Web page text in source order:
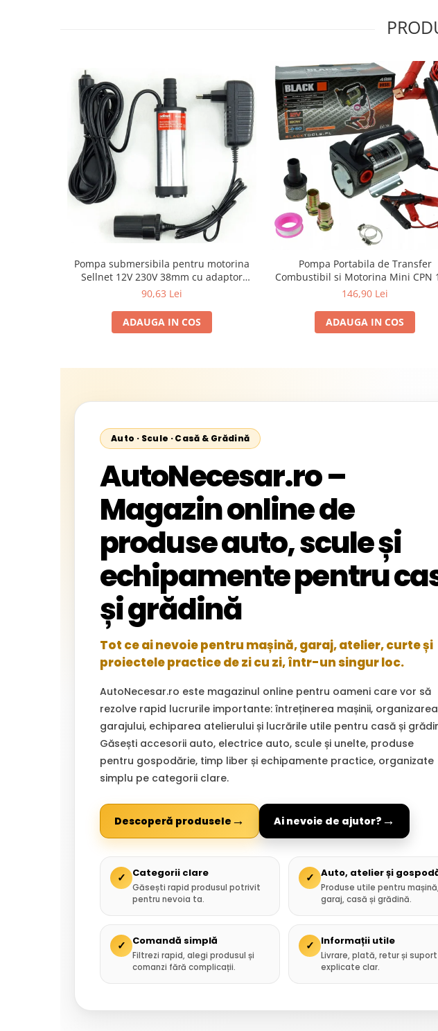
Pompa submersibila pentru motorina
Sellnet 12V 230V 38mm cu adaptor
pentru bricheta SN909-230V
90,63 Lei
ADAUGA IN COS
Pompa Portabila de Transfer
Combustibil si Motorina Mini CPN
180W, Debit 50 l/min, Absorbire 1
146,90 Lei
ADAUGA IN COS
Auto · Scule · Casă & Grădină
AutoNecesar.ro –
Magazin online de
produse auto, scule și
echipamente pentru
și grădină
Tot ce ai nevoie pentru mașină, garaj, atelier, curte și
proiectele practice de zi cu zi, într-un singur loc.
AutoNecesar.ro este magazinul online pentru oameni care vor să
rezolve rapid lucrurile importante: întreținerea mașinii, organizarea
garajului, echiparea atelierului și lucrările utile pentru casă și
Găsești accesorii auto, electrice auto, scule și unelte, produse
pentru gospodărie, timp liber și echipamente practice, organizate
simplu pe categorii clare.
Descoperă produsele → Ai nevoie de ajutor? →
✓ Categorii clare
Găsești rapid produsul potrivit
pentru nevoia ta.
✓ Auto, atelier și
Produse utile pentru mașină,
garaj, casă și grădină.
✓ Comandă simplă
Filtrezi rapid, alegi produsul și
comanzi fără complicații.
✓ Informații utile
Livrare, plată, retur și suport
explicate clar.